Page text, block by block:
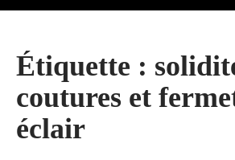
Étiquette :
coutures et
éclair